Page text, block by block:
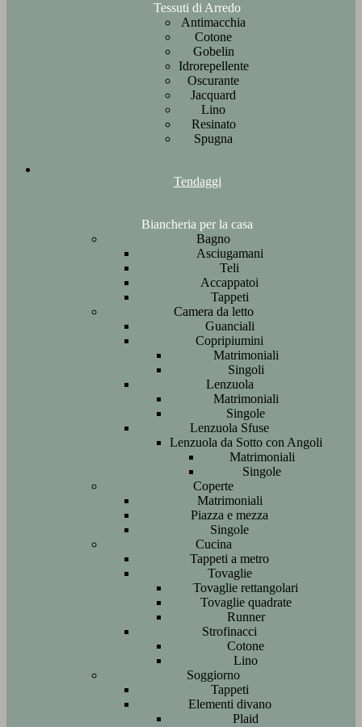
Tessuti di Arredo
Antimacchia
Cotone
Gobelin
Idrorepellente
Oscurante
Jacquard
Lino
Resinato
Spugna
Tendaggi
Biancheria per la casa
Bagno
Asciugamani
Teli
Accappatoi
Tappeti
Camera da letto
Guanciali
Copripiumini
Matrimoniali
Singoli
Lenzuola
Matrimoniali
Singole
Lenzuola Sfuse
Lenzuola da Sotto con Angoli
Matrimoniali
Singole
Coperte
Matrimoniali
Piazza e mezza
Singole
Cucina
Tappeti a metro
Tovaglie
Tovaglie rettangolari
Tovaglie quadrate
Runner
Strofinacci
Cotone
Lino
Soggiorno
Tappeti
Elementi divano
Plaid